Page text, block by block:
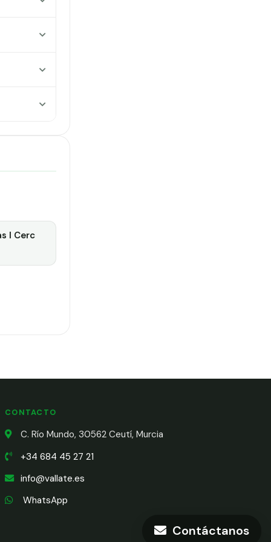
I Cerc
Contáctanos
CONTACTO
C. Río Mundo, 30562 Ceutí, Murcia
+34 684 45 27 21
info@vallate.es
WhatsApp